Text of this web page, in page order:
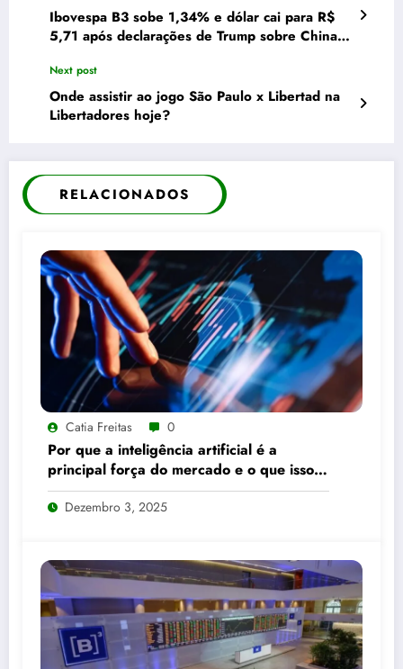
Ibovespa B3 sobe 1,34% e dólar cai para R$
5,71 após declarações de Trump sobre China e
Next post
Onde assistir ao jogo São Paulo x Libertad na
Libertadores hoje?
RELACIONADOS
Catia Freitas 0
Por que a inteligência artificial é a
principal força do mercado e o que isso
significa para seus investimentos
Dezembro 3, 2025